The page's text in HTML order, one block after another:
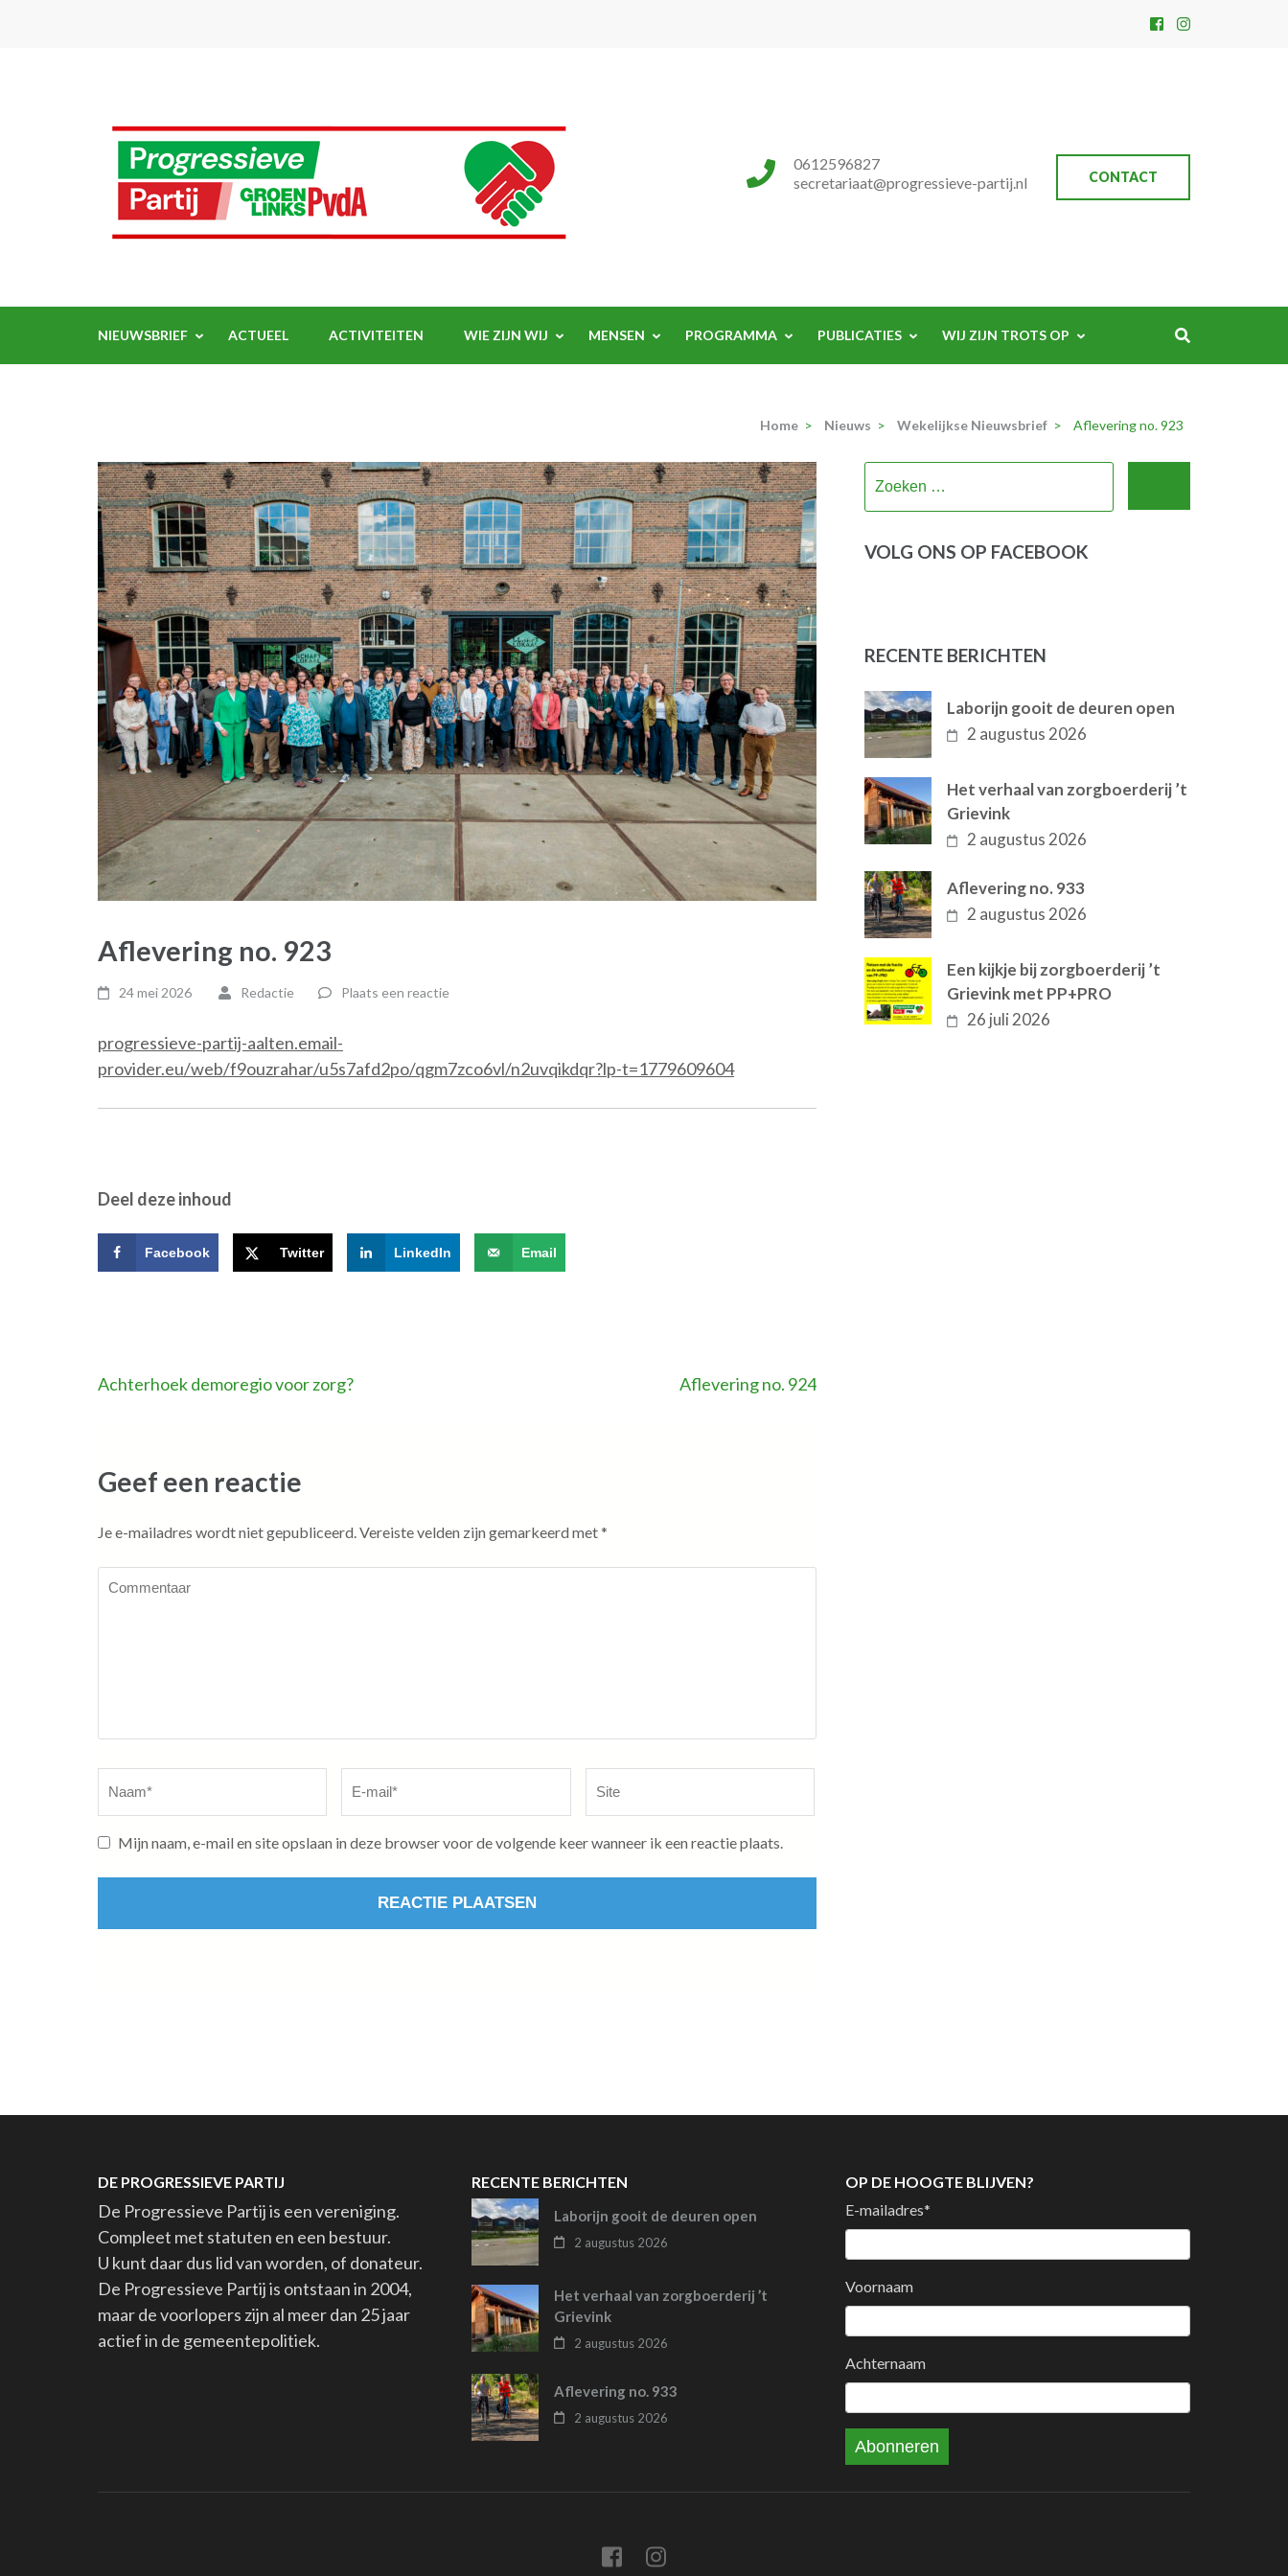
CONTACT
0612596827
secretariaat@progressieve-partij.nl
NIEUWSBRIEF ACTUEEL ACTIVITEITEN WIE ZIJN WIJ MENSEN PROGRAMMA PUBLICATIES WIJ ZIJN TROTS OP
Home > Nieuws > Wekelijkse Nieuwsbrief > Aflevering no. 923
Aflevering no. 923
24 mei 2026 Redactie Plaats een reactie
progressieve-partij-aalten.email-
provider.eu/web/f9ouzrahar/u5s7afd2po/qgm7zco6vl/n2uvqikdqr?lp-t=1779609604
Deel deze inhoud
Facebook Twitter LinkedIn Email
Bericht
Achterhoek demoregio voor zorg? Aflevering no. 924
Geef een reactie
Je e-mailadres wordt niet gepubliceerd. Vereiste velden zijn gemarkeerd met*
mail*
Mijn naam, e-mail en site opslaan in deze browser voor de volgende keer wanneer ik een reactie plaats.
VOLG ONS OP FACEBOOK
RECENTE BERICHTEN
Laborijn gooit de deuren open
2 augustus 2026
Het verhaal van zorgboerderij ’t
Grievink
2 augustus 2026
Aflevering no. 933
2 augustus 2026
Een kijkje bij zorgboerderij ’t
Grievink met PP+PRO
26 juli 2026
DE PROGRESSIEVE PARTIJ
De Progressieve Partij is een vereniging.
Compleet met statuten en een bestuur.
U kunt daar dus lid van worden, of donateur.
De Progressieve Partij is ontstaan in 2004,
maar de voorlopers zijn al meer dan 25 jaar
actief in de gemeentepolitiek.
RECENTE BERICHTEN
Laborijn gooit de deuren open
2 augustus 2026
Het verhaal van zorgboerderij ’t
Grievink
2 augustus 2026
Aflevering no. 933
2 augustus 2026
OP DE HOOGTE BLIJVEN?
E-mailadres*
Voornaam
Achternaam
Abonneren